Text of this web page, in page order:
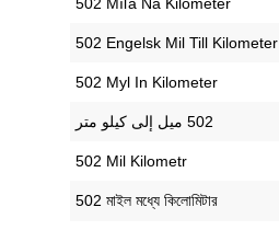
‎502 Engelsk Mil Till Kilometer
‎502 Myl In Kilometer
‎502 Mil Kilometr
‎502 মাইল মধ্যে কিলোমিটার